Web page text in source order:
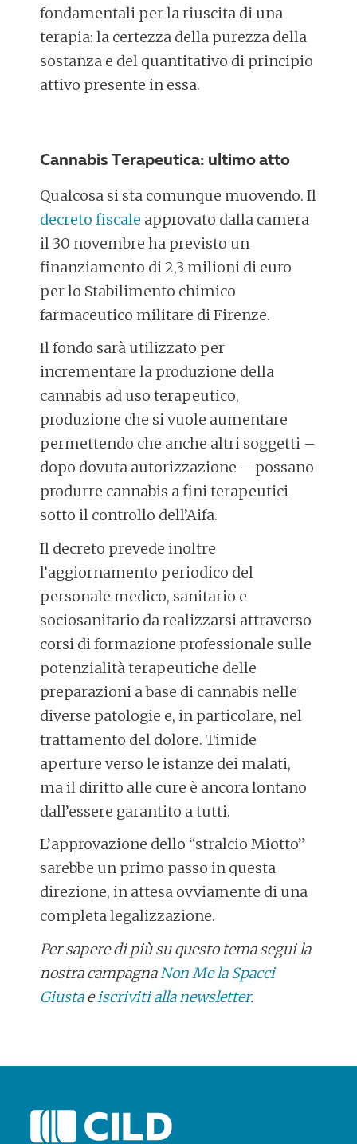
fondamentali per la riuscita di una
terapia: la certezza della purezza della
sostanza e del quantitativo di principio
attivo presente in essa.
Cannabis Terapeutica: ultimo atto
Qualcosa si sta comunque muovendo. Il
decreto fiscale approvato dalla camera
il 30 novembre ha previsto un
finanziamento di 2,3 milioni di euro
per lo Stabilimento chimico
farmaceutico militare di Firenze.
Il fondo sarà utilizzato per
incrementare la produzione della
cannabis ad uso terapeutico,
produzione che si vuole aumentare
permettendo che anche altri soggetti –
dopo dovuta autorizzazione – possano
produrre cannabis a fini terapeutici
sotto il controllo dell’Aifa.
Il decreto prevede inoltre
l’aggiornamento periodico del
personale medico, sanitario e
sociosanitario da realizzarsi attraverso
corsi di formazione professionale sulle
potenzialità terapeutiche delle
preparazioni a base di cannabis nelle
diverse patologie e, in particolare, nel
trattamento del dolore. Timide
aperture verso le istanze dei malati,
ma il diritto alle cure è ancora lontano
dall’essere garantito a tutti.
L’approvazione dello “stralcio Miotto”
sarebbe un primo passo in questa
direzione, in attesa ovviamente di una
completa legalizzazione.
Per sapere di più su questo tema segui la
nostra campagnaNon Me la Spacci
Giustaeiscriviti alla newsletter.
POST